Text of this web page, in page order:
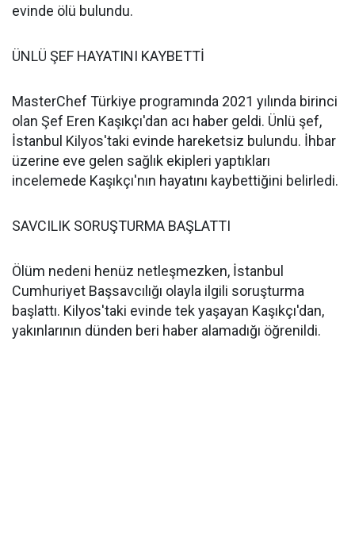
evinde ölü bulundu.
ÜNLÜ ŞEF HAYATINI KAYBETTİ
MasterChef Türkiye programında 2021 yılında birinci
olan Şef Eren Kaşıkçı'dan acı haber geldi. Ünlü şef,
İstanbul Kilyos'taki evinde hareketsiz bulundu. İhbar
üzerine eve gelen sağlık ekipleri yaptıkları
incelemede Kaşıkçı'nın hayatını kaybettiğini belirledi.
SAVCILIK SORUŞTURMA BAŞLATTI
Ölüm nedeni henüz netleşmezken, İstanbul
Cumhuriyet Başsavcılığı olayla ilgili soruşturma
başlattı. Kilyos'taki evinde tek yaşayan Kaşıkçı'dan,
yakınlarının dünden beri haber alamadığı öğrenildi.